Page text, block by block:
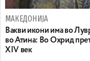
МАКЕДОНИЈА
Вакви икони има во
во Атина: Во Охрид
XIV век